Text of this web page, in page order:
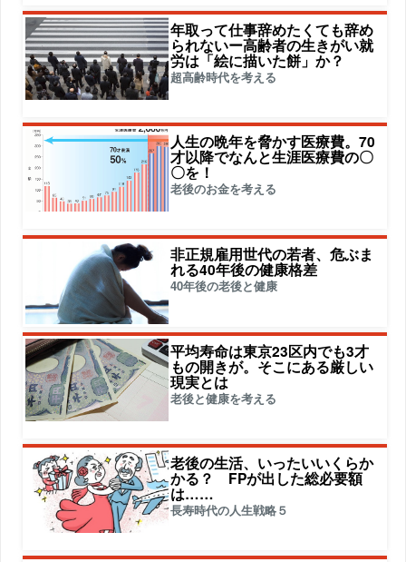
年取って仕事辞めたくても辞め
られないー高齢者の生きがい就
労は「絵に描いた餅」か？
超高齢時代を考える
人生の晩年を脅かす医療費。70
才以降でなんと生涯医療費の〇
〇を！
老後のお金を考える
非正規雇用世代の若者、危ぶま
れる40年後の健康格差
40年後の老後と健康
平均寿命は東京23区内でも3才
もの開きが。そこにある厳しい
現実とは
老後と健康を考える
老後の生活、いったいいくらか
かる？ FPが出した総必要額
は……
長寿時代の人生戦略５